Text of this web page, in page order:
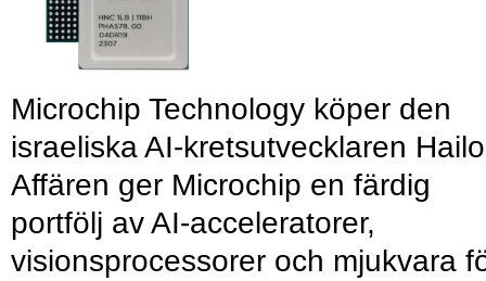
Microchip Technology köper den
israeliska AI-kretsutvecklaren
Affären ger Microchip en färdig
portfölj av AI-acceleratorer,
visionsprocessorer och mjukvara